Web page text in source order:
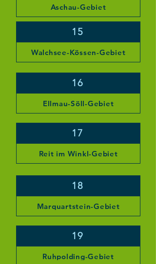
Aschau-Gebiet
15
Walchsee-Kössen-Gebiet
16
Ellmau-Söll-Gebiet
17
Reit im Winkl-Gebiet
18
Marquartstein-Gebiet
19
Ruhpolding-Gebiet